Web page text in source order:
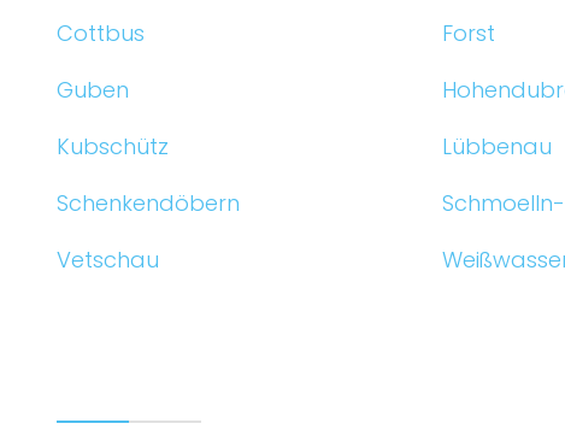
Cottbus
Forst
Guben
Kubschütz
Lübbenau
Schenkendöbern
Vetschau